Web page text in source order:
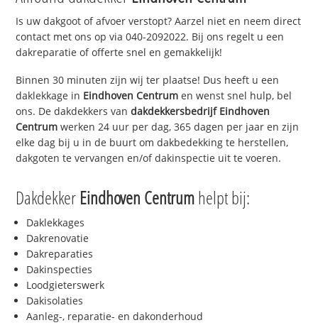
Is uw dakgoot of afvoer verstopt? Aarzel niet en neem direct
contact met ons op via 040-2092022. Bij ons regelt u een
dakreparatie of offerte snel en gemakkelijk!
Binnen 30 minuten zijn wij ter plaatse! Dus heeft u een
daklekkage in Eindhoven Centrum en wenst snel hulp, bel
ons. De dakdekkers vandakdekkersbedrijf Eindhoven
Centrum werken 24 uur per dag, 365 dagen per jaar en zijn
elke dag bij u in de buurt om dakbedekking te herstellen,
dakgoten te vervangen en/of dakinspectie uit te voeren.
Dakdekker Eindhoven Centrumhelpt bij:
Daklekkages
Dakrenovatie
Dakreparaties
Dakinspecties
Loodgieterswerk
Dakisolaties
Aanleg-, reparatie- en dakonderhoud